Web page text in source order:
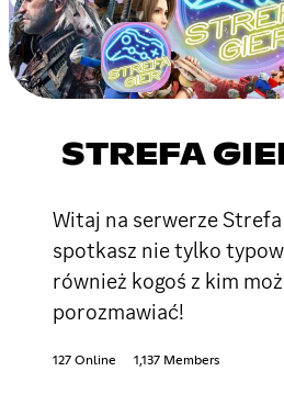
STREFA
Witaj na serwerze Strefa
spotkasz nie tylko
również kogoś z kim
porozmawiać!
127 Online 1,137 Members